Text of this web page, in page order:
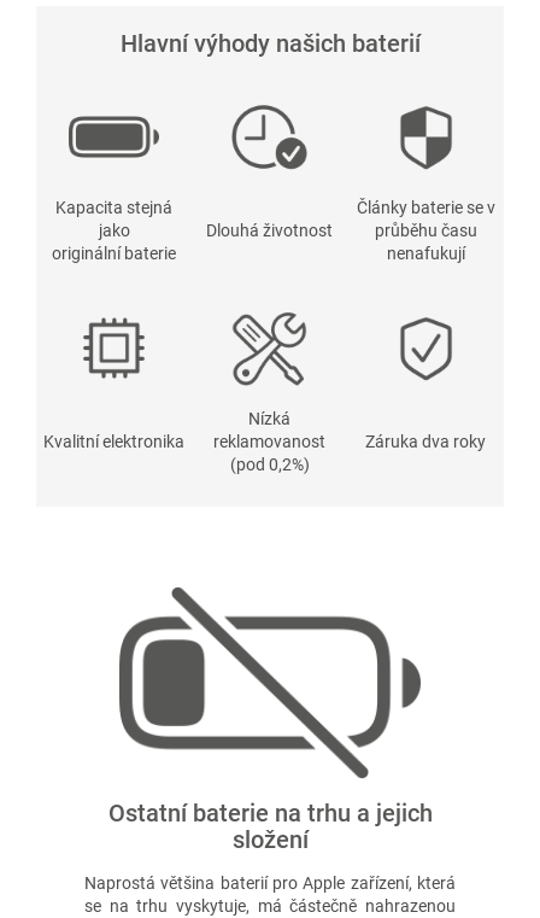
Hlavní výhody našich baterií
Kapacita stejná
jako
originální baterie
Dlouhá životnost
Články baterie se v
průběhu času
nenafukují
Kvalitní elektronika
Nízká
reklamovanost
(pod 0,2%)
Záruka dva roky
Ostatní baterie na trhu a jejich
složení
Naprostá většina baterií pro Apple zařízení, která
se na trhu vyskytuje, má částečně nahrazenou